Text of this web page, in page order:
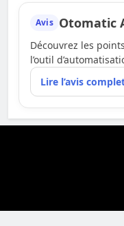
Avis Otomatic
Découvrez les
l’outil
Lire l’avis